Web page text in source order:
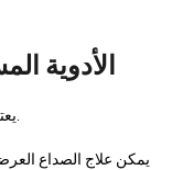
الأدوية